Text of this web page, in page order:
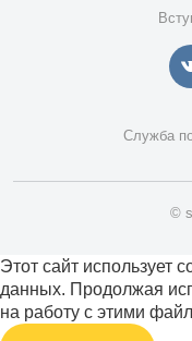
Служба
©
Этот сайт использует
данных. Продолжая
на работу с этими